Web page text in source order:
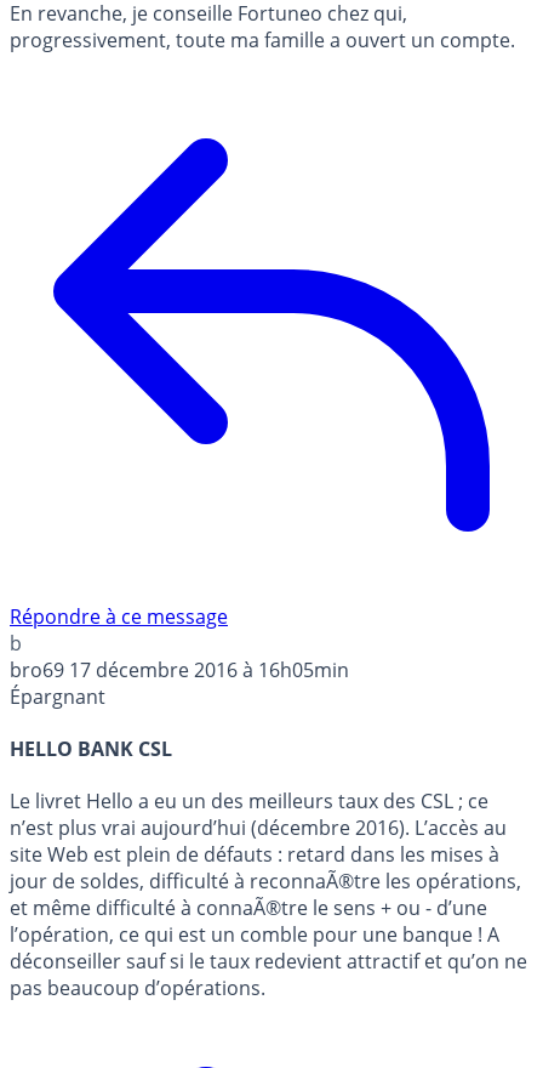
En revanche, je conseille Fortuneo chez qui,
progressivement, toute ma famille a ouvert un compte.
Répondre à ce message
b
bro69 17 décembre 2016 à 16h05min
Épargnant
HELLO BANK CSL
Le livret Hello a eu un des meilleurs taux des CSL ; ce
n’est plus vrai aujourd’hui (décembre 2016). L’accès au
site Web est plein de défauts : retard dans les mises à
jour de soldes, difficulté à reconnaÃ®tre les opérations,
et même difficulté à connaÃ®tre le sens + ou - d’une
l’opération, ce qui est un comble pour une banque ! A
déconseiller sauf si le taux redevient attractif et qu’on ne
pas beaucoup d’opérations.